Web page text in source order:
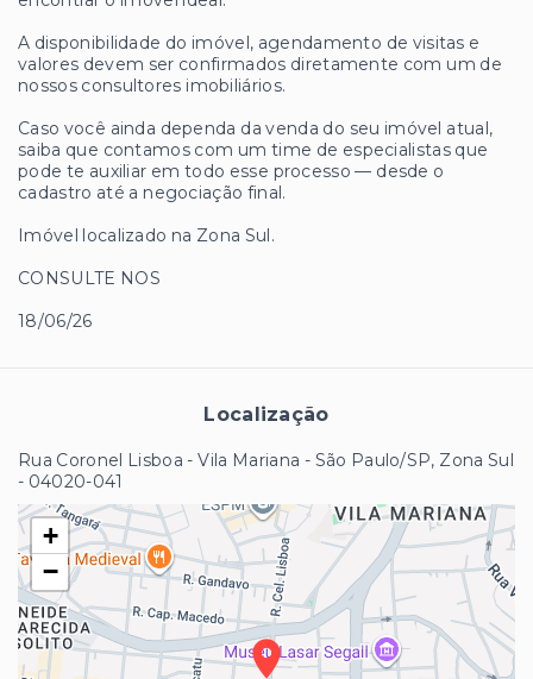
A disponibilidade do imóvel, agendamento de visitas e
valores devem ser confirmados diretamente com um de
nossos consultores imobiliários.
Caso você ainda dependa da venda do seu imóvel atual,
saiba que contamos com um time de especialistas que
pode te auxiliar em todo esse processo — desde o
cadastro até a negociação final.
Imóvel localizado na Zona Sul.
CONSULTE NOS
18/06/26
Localização
Rua Coronel Lisboa - Vila Mariana - São Paulo/SP, Zona Sul
- 04020-041
+
−